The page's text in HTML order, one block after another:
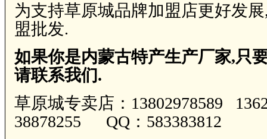
为支持草原城品牌加盟店更好发
盟批发.
如果你是内蒙古特产生产厂家,只
请联系我们.
草原城专卖店：13802978589
38878255 QQ：583383812